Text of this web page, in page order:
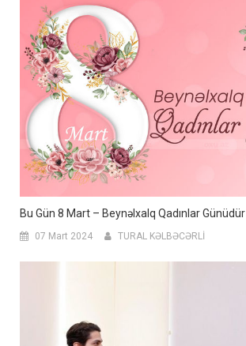
Bu Gün 8 Mart – Beynəlxalq Qadınlar Günüdür
07 Mart 2024 TURAL KƏLBƏCƏRLİ